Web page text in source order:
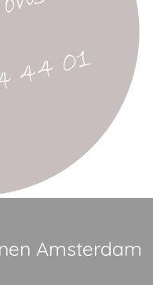
Amsterdam